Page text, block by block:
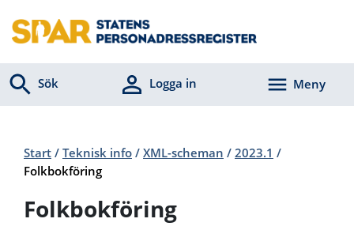
Sök Logga in Meny
Start / Teknisk info / XML-scheman / 2023.1 /
Folkbokföring
Folkbokföring